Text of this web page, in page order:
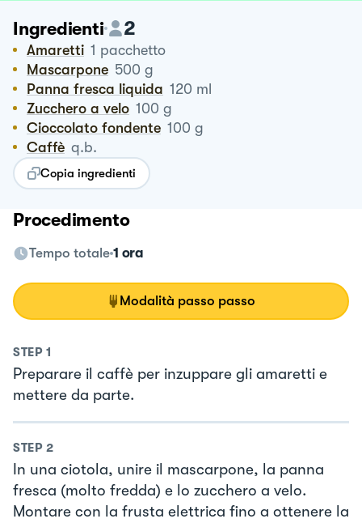
Ingredienti 2
Amaretti 1 pacchetto
Mascarpone 500 g
Panna fresca liquida 120 ml
Zucchero a velo 100 g
Cioccolato fondente 100 g
Caffè q.b.
Copia ingredienti
Procedimento
Tempo totale 1 ora
Modalità passo passo
STEP 1
Preparare il caffè per inzuppare gli amaretti e
mettere da parte.
STEP 2
In una ciotola, unire il mascarpone, la panna
fresca (molto fredda) e lo zucchero a velo.
Montare con la frusta elettrica fino a ottenere la